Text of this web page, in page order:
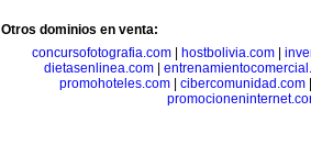
Otros dominios en venta:
concursofotografia.com| hostbolivia.com|
dietasenlinea.com|
promohoteles.com
cibercomunidad.com